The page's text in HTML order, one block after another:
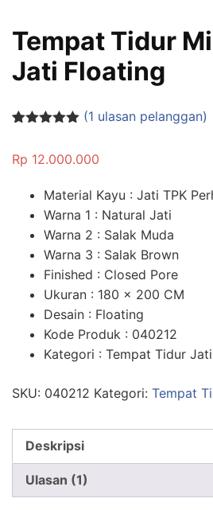
Tempat Tidur
Jati Floating
berdasarka
(1 ulasan pelanggan)
Rp 12.000.000
Material Kayu : Jati TPK
Warna 1 : Natural Jati
Warna 2 : Salak Muda
Warna 3 : Salak Brown
Finished : Closed Pore
Ukuran : 180 x 200 CM
Desain : Floating
Kode Produk : 040212
Kategori : Tempat Tidur Jati
SKU: 040212 Kategori: Tempat
Deskripsi
Ulasan (1)